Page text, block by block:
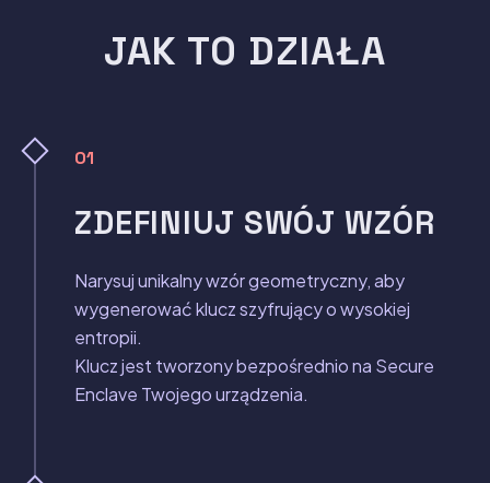
JAK TO DZIAŁA
01
ZDEFINIUJ SWÓJ WZÓR
Narysuj unikalny wzór geometryczny, aby
wygenerować klucz szyfrujący o wysokiej
entropii.
Klucz jest tworzony bezpośrednio na Secure
Enclave Twojego urządzenia.